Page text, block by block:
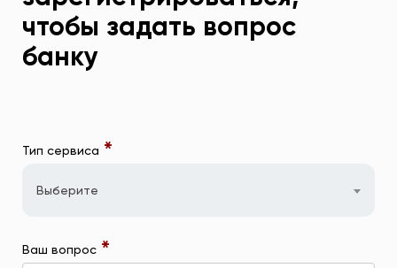
чтобы задать вопрос
банку
Тип сервиса *
Выберите
Ваш вопрос *